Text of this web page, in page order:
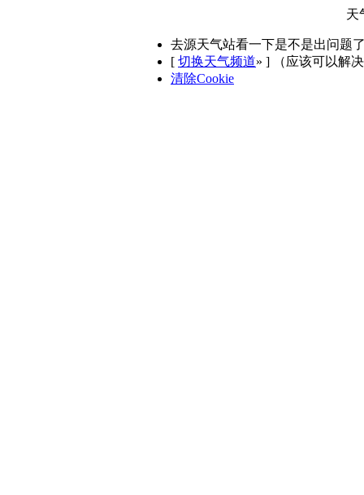
天
去源天气站看一下是不是出问题
[ 切换天气频道» ] （应该可以解
清除Cookie